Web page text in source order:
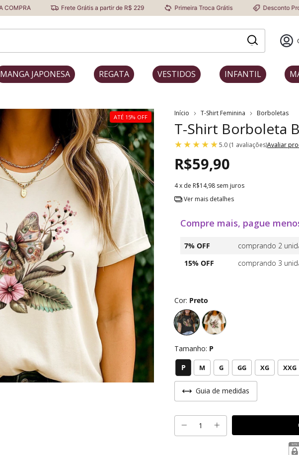
Frete Grátis a partir de R$ 229 Primeira Troca Grátis Desconto Progressivo
MANGA JAPONESA REGATA VESTIDOS INFANTIL
ATÉ 15% OFF Início T-Shirt Feminina Borboletas
T-Shirt Borboleta
5.0 (1 avaliações)Avaliar
R$59,90
4x de R$14,98 sem juros
Ver mais detalhes
Compre mais, pague
7% OFF
comprando 2
15% OFF
comprando 3
Cor: Preto
Tamanho: P
P M G GG XG XXG
Guia de medidas